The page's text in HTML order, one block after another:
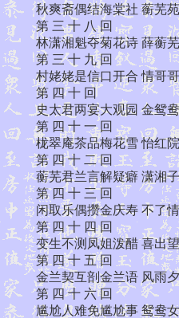
秋爽斋偶结海棠社 蘅芜
第 三 十 八 回
林潇湘魁夺菊花诗 薛蘅
第 三 十 九 回
村姥姥是信口开合 情哥
第 四 十 回
史太君两宴大观园 金鸳
第 四 十 一 回
栊翠庵茶品梅花雪 怡红
第 四 十 二 回
蘅芜君兰言解疑癖 潇湘
第 四 十 三 回
闲取乐偶攒金庆寿 不了
第 四 十 四 回
变生不测凤姐泼醋 喜出
第 四 十 五 回
金兰契互剖金兰语 风雨
第 四 十 六 回
尴尬人难免尴尬事 鸳鸯